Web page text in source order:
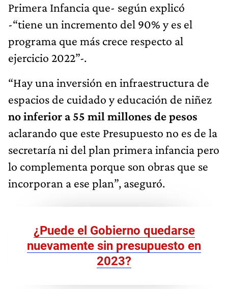
Primera Infancia que- según explicó
-“tiene un incremento del 90% y es el
programa que más crece respecto al
ejercicio 2022”-.
“Hay una inversión en infraestructura de
espacios de cuidado y educación de niñez
no inferior a 55 mil millones de pesos
aclarando que este Presupuesto no es de la
secretaría ni del plan primera infancia pero
lo complementa porque son obras que se
incorporan a ese plan”, aseguró.
¿Puede el Gobierno quedarse
nuevamente sin presupuesto en
2023?